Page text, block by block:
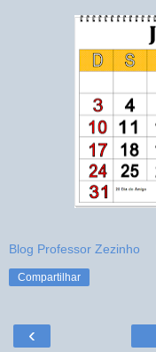
Blog Professor Zezinho
Compartilhar
‹